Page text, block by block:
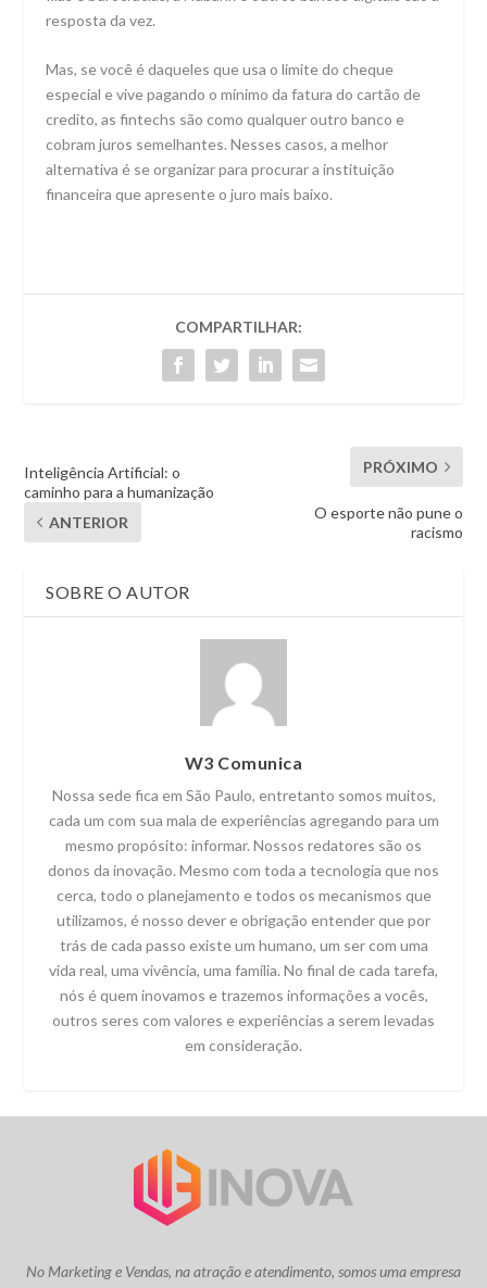
resposta da vez.
Mas, se você é daqueles que usa o limite do cheque
especial e vive pagando o mínimo da fatura do cartão de
credito, as fintechs são como qualquer outro banco e
cobram juros semelhantes. Nesses casos, a melhor
alternativa é se organizar para procurar a instituição
financeira que apresente o juro mais baixo.
COMPARTILHAR:
Inteligência Artificial: o
caminho para a humanização
ANTERIOR
PRÓXIMO
O esporte não pune o
racismo
SOBRE O AUTOR
W3 Comunica
Nossa sede fica em São Paulo, entretanto somos muitos,
cada um com sua mala de experiências agregando para um
mesmo propósito: informar. Nossos redatores são os
donos da inovação. Mesmo com toda a tecnologia que nos
cerca, todo o planejamento e todos os mecanismos que
utilizamos, é nosso dever e obrigação entender que por
trás de cada passo existe um humano, um ser com uma
vida real, uma vivência, uma família. No final de cada tarefa,
nós é quem inovamos e trazemos informações a vocês,
outros seres com valores e experiências a serem levadas
em consideração.
No Marketing e Vendas, na atração e atendimento, somos uma empresa